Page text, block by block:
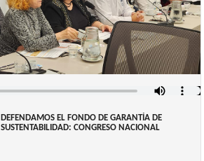
DEFENDAMOS EL FONDO DE GARANTÍA DE
SUSTENTABILIDAD: CONGRESO NACIONAL